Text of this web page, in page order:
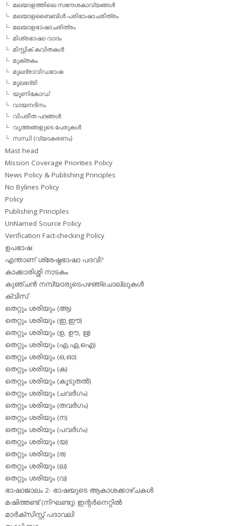
മലയാളത്തിലെ സന്ദേശകാവ്യങ്ങള്‍
മലയാളബൈബിള്‍ പരിഭാഷാചരിത്രം
മലയാളഭാഷാചരിത്രം
മിശ്രഭാഷാ വാദം
മിസ്റ്റിക് കവിതകള്‍
മുക്തകം
മൂലദ്രാവിഡഭാഷ
മൂലഭദ്രി
യൂണികോഡ്
വായനദിനം
വിപരീത പദങ്ങള്‍
വൃത്തങ്ങളുടെ പേരുകള്‍
സന്ധി (വ്യാകരണം)
Mast head
Mission Coverage Priorities Policy
News Policy & Publishing Principles
No Bylines Policy
Policy
Publishing Principles
UnNamed Source Policy
Verification Fact-checking Policy
ഉപഭാഷ
എന്താണ് ശ്രേഷ്ഠഭാഷാ പദവി?
കാക്കാരിശ്ശി നാടകം
കുഞ്ചന്‍ നമ്പ്യാരുടെപഴഞ്ചൊല്ലുകള്‍
ക്വിസ്
തെറ്റും ശരിയും (ആ)
തെറ്റും ശരിയും (ഇ,ഈ)
തെറ്റും ശരിയും (ഉ, ഊ, ഋ)
തെറ്റും ശരിയും (എ,ഏ,ഐ)
തെറ്റും ശരിയും (ഒ,ഓ)
തെറ്റും ശരിയും (ക)
തെറ്റും ശരിയും (കൂടുതല്‍)
തെറ്റും ശരിയും (ചവര്‍ഗം)
തെറ്റും ശരിയും (തവര്‍ഗം)
തെറ്റും ശരിയും (ന)
തെറ്റും ശരിയും (പവര്‍ഗം)
തെറ്റും ശരിയും (യ)
തെറ്റും ശരിയും (ര)
തെറ്റും ശരിയും (ല)
തെറ്റും ശരിയും (വ)
ഭാഷാജാലം 2- ഭാഷയുടെ ആകാശക്കാഴ്ചകള്‍
മഷിത്തണ്ട് (നിഘണ്ടു) ഇന്റര്‍നെറ്റില്‍
മാര്‍ക്‌സിസ്റ്റ് പദാവലി